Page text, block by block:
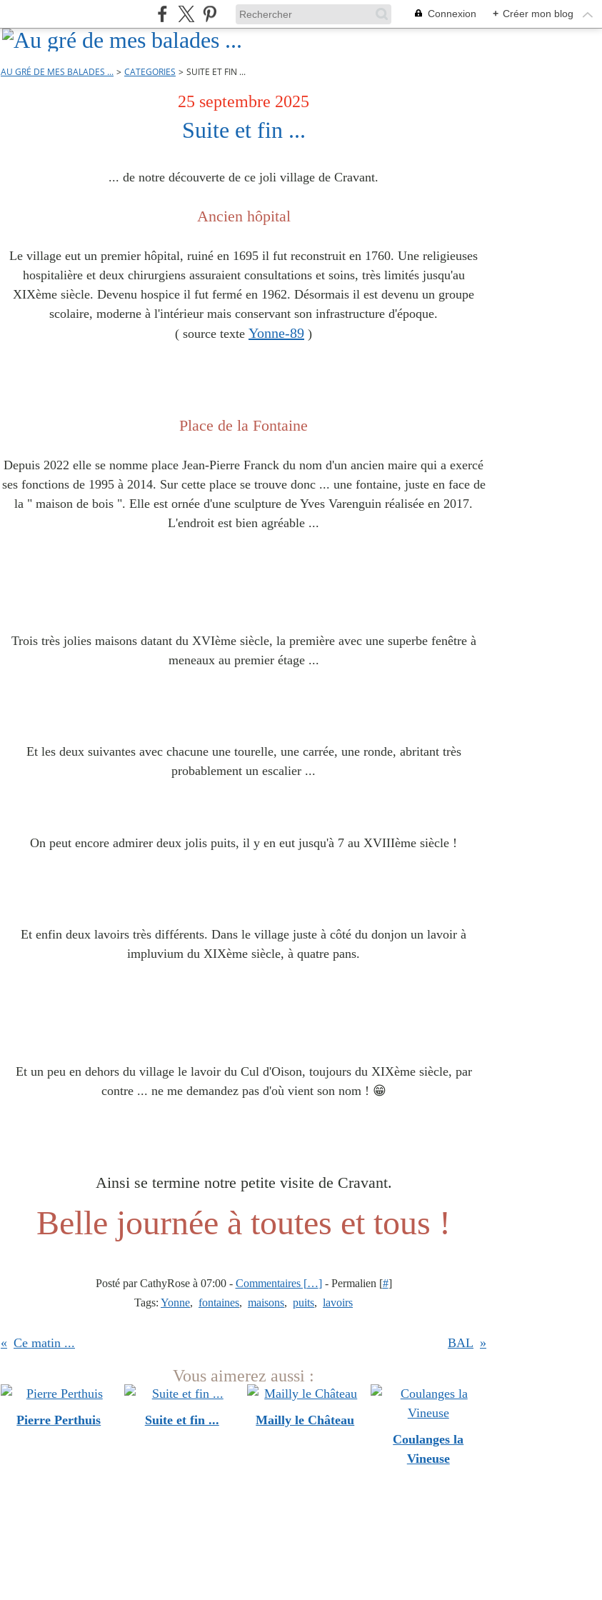
Connexion + Créer mon blog
AU GRÉ DE MES BALADES ... > CATEGORIES > SUITE ET FIN ...
25 septembre 2025
Suite et fin ...
... de notre découverte de ce joli village de Cravant.
Ancien hôpital
Le village eut un premier hôpital, ruiné en 1695 il fut reconstruit en 1760. Une religieuses
hospitalière et deux chirurgiens assuraient consultations et soins, très limités jusqu'au
XIXème siècle. Devenu hospice il fut fermé en 1962. Désormais il est devenu un groupe
scolaire, moderne à l'intérieur mais conservant son infrastructure d'époque.
( source texte Yonne-89 )
Place de la Fontaine
Depuis 2022 elle se nomme place Jean-Pierre Franck du nom d'un ancien maire qui a exercé
ses fonctions de 1995 à 2014. Sur cette place se trouve donc ... une fontaine, juste en face de
la " maison de bois ". Elle est ornée d'une sculpture de Yves Varenguin réalisée en 2017.
L'endroit est bien agréable ...
Trois très jolies maisons datant du XVIème siècle, la première avec une superbe fenêtre à
meneaux au premier étage ...
Et les deux suivantes avec chacune une tourelle, une carrée, une ronde, abritant très
probablement un escalier ...
On peut encore admirer deux jolis puits, il y en eut jusqu'à 7 au XVIIIème siècle !
Et enfin deux lavoirs très différents. Dans le village juste à côté du donjon un lavoir à
impluvium du XIXème siècle, à quatre pans.
Et un peu en dehors du village le lavoir du Cul d'Oison, toujours du XIXème siècle, par
contre ... ne me demandez pas d'où vient son nom ! 😁
Ainsi se termine notre petite visite de Cravant.
Belle journée à toutes et tous !
Posté par CathyRose à 07:00 - Commentaires […]- Permalien [#]
Tags: Yonne, fontaines, maisons, puits, lavoirs
Ce matin ... BAL
Vous aimerez aussi :
Pierre Perthuis Suite et fin ...
Mailly le Château
Coulanges la
Vineuse